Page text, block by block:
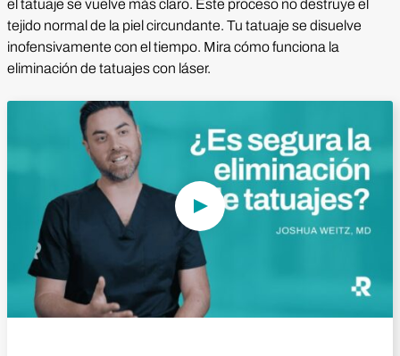
el tatuaje se vuelve más claro. Este proceso no destruye el
tejido normal de la piel circundante. Tu tatuaje se disuelve
inofensivamente con el tiempo. Mira cómo funciona la
eliminación de tatuajes con láser.